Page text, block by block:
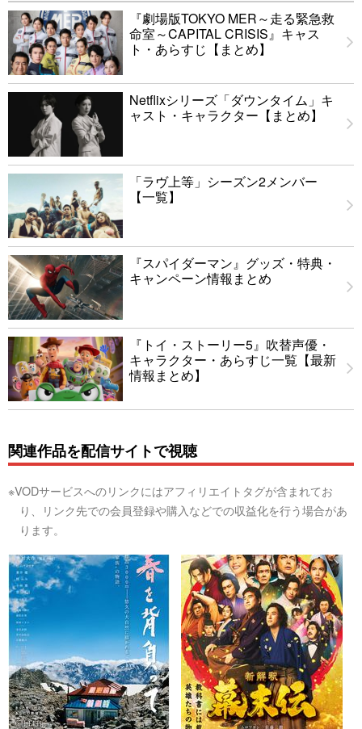
『劇場版TOKYO MER～走る緊急救
命室～CAPITAL CRISIS』キャス
ト・あらすじ【まとめ】
Netflixシリーズ「ダウンタイム」キ
ャスト・キャラクター【まとめ】
「ラヴ上等」シーズン2メンバー
【一覧】
『スパイダーマン』グッズ・特典・
キャンペーン情報まとめ
『トイ・ストーリー5』吹替声優・
キャラクター・あらすじ一覧【最新
情報まとめ】
関連作品を配信サイトで視聴
※VODサービスへのリンクにはアフィリエイトタグが含まれてお
り、リンク先での会員登録や購入などでの収益化を行う場合があ
ります。